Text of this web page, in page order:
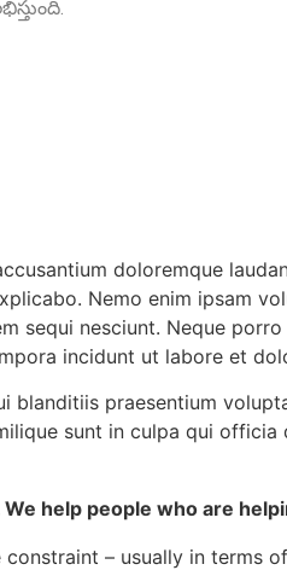
doloremque
Nemo enim ipsam
sequi nesciunt. Neque
incidunt ut labore et
blanditiis praesentium
sunt in culpa qui
help people who are
– usually in